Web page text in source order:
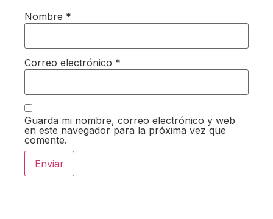
Nombre *
Correo electrónico *
Guarda mi nombre, correo electrónico y web
en este navegador para la próxima vez que
comente.